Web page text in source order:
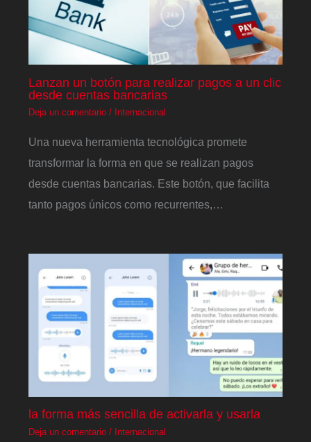
Lanzan un botón para realizar pagos a un clic
desde cuentas bancarias
Deja un comentario / Internacional
Una nueva herramienta tecnológica promete
transformar la forma en que se realizan pagos
desde cuentas bancarias. Este botón, que facilita
tanto pagos únicos como recurrentes,…
la forma más sencilla de activarla y usarla
Deja un comentario / Internacional